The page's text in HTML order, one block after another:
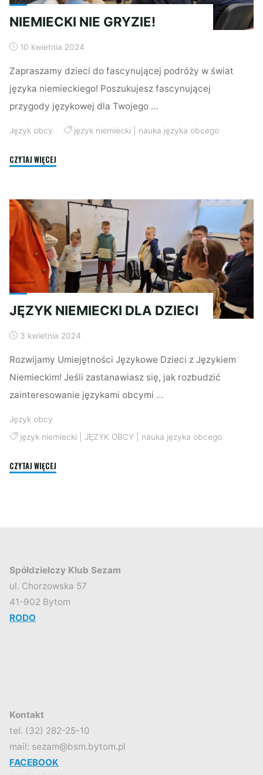
NIEMIECKI NIE GRYZIE!
10 kwietnia 2024
Zapraszamy dzieci do fascynującej podróży w świat
języka niemieckiego! Poszukujesz fascynującej
przygody językowej dla Twojego …
Język obcy język niemiecki| nauka języka obcego
CZYTAJ WIĘCEJ
JĘZYK NIEMIECKI DLA DZIECI
3 kwietnia 2024
Rozwijamy Umiejętności Językowe Dzieci z Językiem
Niemieckim! Jeśli zastanawiasz się, jak rozbudzić
zainteresowanie językami obcymi …
Język obcy
język niemiecki| JĘZYK OBCY| nauka języka obcego
CZYTAJ WIĘCEJ
Spółdzielczy Klub Sezam
ul. Chorzowska 57
41-902 Bytom
RODO
Kontakt
tel. (32) 282-25-10
mail: sezam@bsm.bytom.pl
FACEBOOK